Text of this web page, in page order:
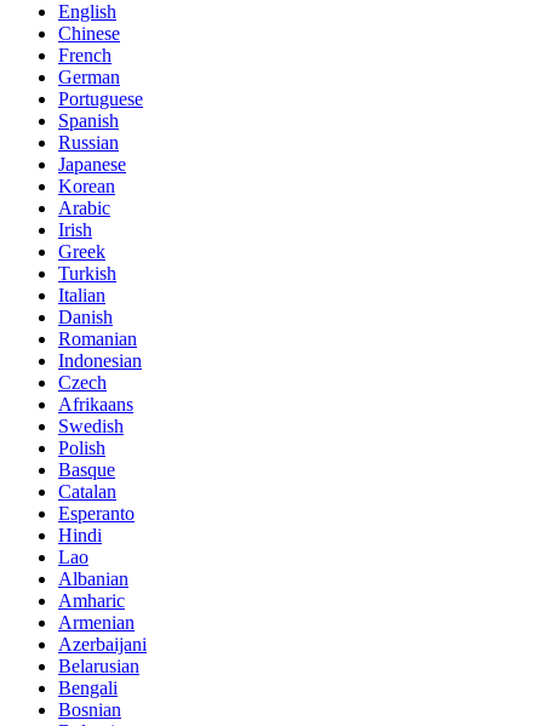
English
Chinese
French
German
Portuguese
Spanish
Russian
Japanese
Korean
Arabic
Irish
Greek
Turkish
Italian
Danish
Romanian
Indonesian
Czech
Afrikaans
Swedish
Polish
Basque
Catalan
Esperanto
Hindi
Lao
Albanian
Amharic
Armenian
Azerbaijani
Belarusian
Bengali
Bosnian